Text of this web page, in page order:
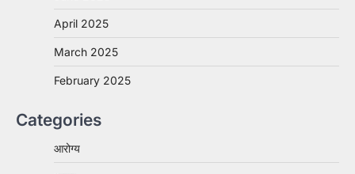
April 2025
March 2025
February 2025
Categories
आरोग्य